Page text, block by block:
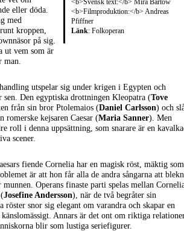
<b>Svensk text:</b> Mira Bartow
<b>Filmproduktion:</b> Andreas
Pfiffner
Länk: Folkoperan
eller döda.
med
kroppen,
på sig.
ut vem som är
man.
utspelar sig under krigen i Egypten och
Den egyptiska drottningen Kleopatra (Tove
från sin bror Ptolemaios (Daniel Carlsson) och
romerske kejsaren Caesar (Maria Sanner). Men
roll i denna uppsättning, som snarare är en
scener.
fiende Cornelia har en magisk röst, mäktig som
är att hon får alla de andra sångarna att
Operans finaste parti spelas mellan
Josefine Andersson), när de två begråter sin
röster snor sig elegant om varandra och skapar en
Annars är det ont om riktiga
blir som lustiga seriefigurer.